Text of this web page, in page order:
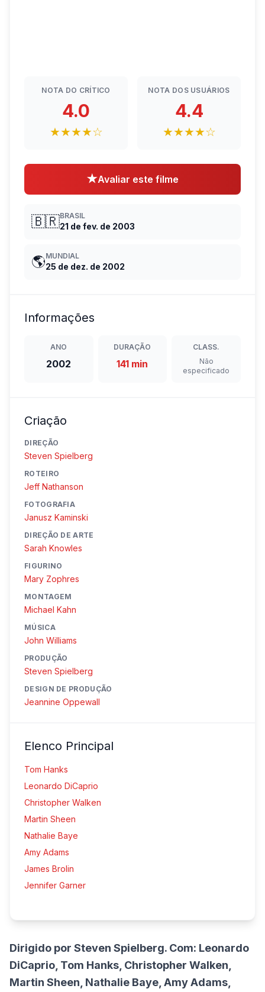
NOTA DO CRÍTICO
4.0
★★★★☆
NOTA DOS USUÁRIOS
4.4
★★★★☆
★Avaliar este filme
🇧🇷BRASIL
21 de fev. de 2003
🌎MUNDIAL
25 de dez. de 2002
Informações
ANO
2002
DURAÇÃO
141 min
CLASS.
Não
especificado
Criação
DIREÇÃO
Steven Spielberg
ROTEIRO
Jeff Nathanson
FOTOGRAFIA
Janusz Kaminski
DIREÇÃO DE ARTE
Sarah Knowles
FIGURINO
Mary Zophres
MONTAGEM
Michael Kahn
MÚSICA
John Williams
PRODUÇÃO
Steven Spielberg
DESIGN DE PRODUÇÃO
Jeannine Oppewall
Elenco Principal
Tom Hanks
Leonardo DiCaprio
Christopher Walken
Martin Sheen
Nathalie Baye
Amy Adams
James Brolin
Jennifer Garner
Dirigido por Steven Spielberg. Com: Leonardo
DiCaprio, Tom Hanks, Christopher Walken,
Martin Sheen, Nathalie Baye, Amy Adams,